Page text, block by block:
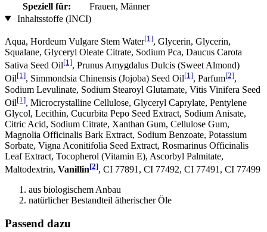
Speziell für:
Frauen, Männer
Inhaltsstoffe (INCI)
Aqua, Hordeum Vulgare Stem Water[1], Glycerin, Glycerin,
Squalane, Glyceryl Oleate Citrate, Sodium Pca, Daucus Carota
Sativa Seed Oil[1], Prunus Amygdalus Dulcis (Sweet Almond)
Oil[1], Simmondsia Chinensis (Jojoba) Seed Oil[1], Parfum[2],
Sodium Levulinate, Sodium Stearoyl Glutamate, Vitis Vinifera Seed
Oil[1], Microcrystalline Cellulose, Glyceryl Caprylate, Pentylene
Glycol, Lecithin, Cucurbita Pepo Seed Extract, Sodium Anisate,
Citric Acid, Sodium Citrate, Xanthan Gum, Cellulose Gum,
Magnolia Officinalis Bark Extract, Sodium Benzoate, Potassium
Sorbate, Vigna Aconitifolia Seed Extract, Rosmarinus Officinalis
Leaf Extract, Tocopherol (Vitamin E), Ascorbyl Palmitate,
Maltodextrin, Vanillin[2], CI 77891, CI 77492, CI 77491, CI 77499
aus biologischem Anbau
natürlicher Bestandteil ätherischer Öle
Passend dazu